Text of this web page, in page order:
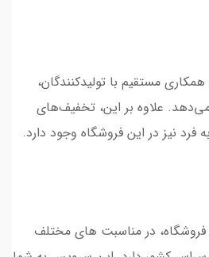
مستقیم با تولیدکنندگان،
علاوه بر این، تخفیف‌های
فرد نیز در این فروشگاه وجود دارد.
فروشگاه، در مناسبت های مختلف